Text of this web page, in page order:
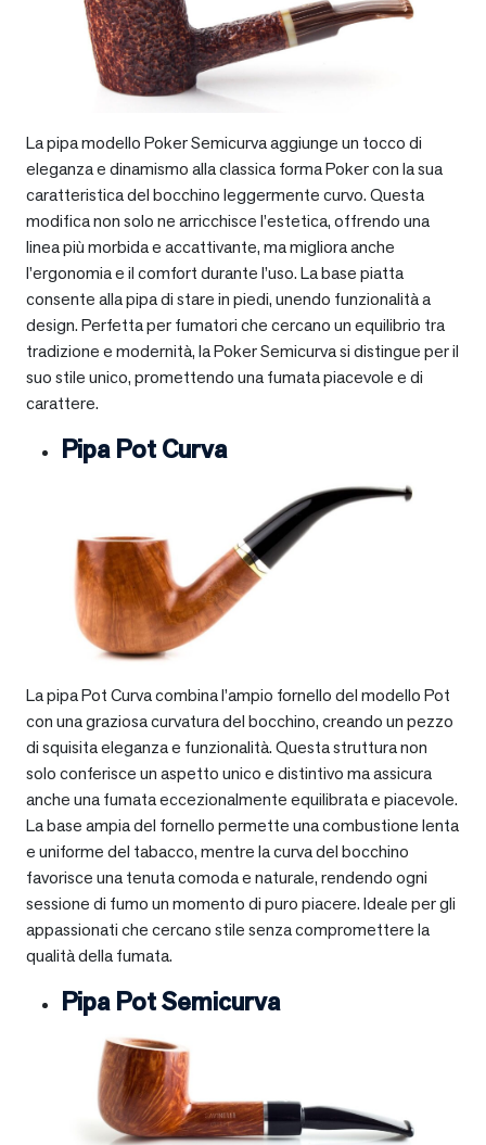
La pipa modello Poker Semicurva aggiunge un tocco di
eleganza e dinamismo alla classica forma Poker con la sua
caratteristica del bocchino leggermente curvo. Questa
modifica non solo ne arricchisce l’estetica, offrendo una
linea più morbida e accattivante, ma migliora anche
l’ergonomia e il comfort durante l’uso. La base piatta
consente alla pipa di stare in piedi, unendo funzionalità a
design. Perfetta per fumatori che cercano un equilibrio tra
tradizione e modernità, la Poker Semicurva si distingue per il
suo stile unico, promettendo una fumata piacevole e di
carattere.
Pipa Pot Curva
La pipa Pot Curva combina l’ampio fornello del modello Pot
con una graziosa curvatura del bocchino, creando un pezzo
di squisita eleganza e funzionalità. Questa struttura non
solo conferisce un aspetto unico e distintivo ma assicura
anche una fumata eccezionalmente equilibrata e piacevole.
La base ampia del fornello permette una combustione lenta
e uniforme del tabacco, mentre la curva del bocchino
favorisce una tenuta comoda e naturale, rendendo ogni
sessione di fumo un momento di puro piacere. Ideale per gli
appassionati che cercano stile senza compromettere la
qualità della fumata.
Pipa Pot Semicurva